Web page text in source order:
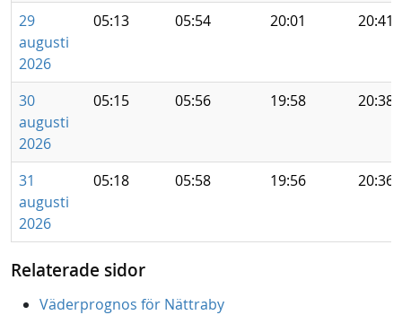
29
augusti
2026
05:13 05:54 20:01 20:41
30
augusti
2026
05:15 05:56 19:58 20:38
31
augusti
2026
05:18 05:58 19:56 20:36
Relaterade sidor
Väderprognos för Nättraby